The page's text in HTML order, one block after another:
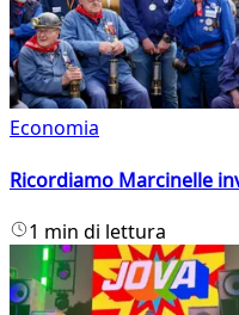
Economia
Ricordiamo Marcinelle
1 min di lettura